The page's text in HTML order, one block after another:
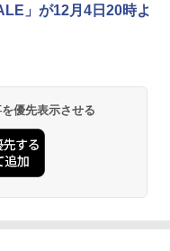
」が12月4日20時よ
優先表示させる